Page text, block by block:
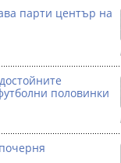
парти център на
половинки